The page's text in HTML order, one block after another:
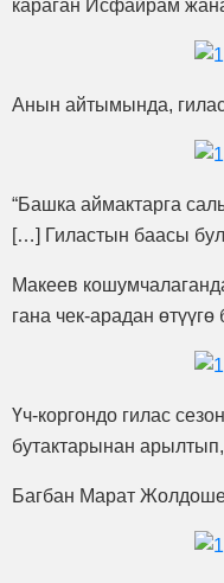
караган Исфайрам
Анын айтымында,
“Башка аймактарга
[…] Гиластын баасы бул
Макеев
гана чек-арадан өтүүгө
Үч-коргондо гилас
бутактарынан
Багбан Марат